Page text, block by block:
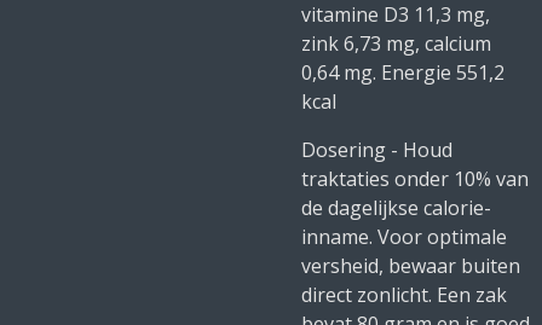
vitamine D3 11,3 mg,
zink 6,73 mg, calcium
0,64 mg. Energie 551,2
kcal
Dosering - Houd
traktaties onder 10% van
de dagelijkse calorie-
inname. Voor optimale
versheid, bewaar buiten
direct zonlicht. Een zak